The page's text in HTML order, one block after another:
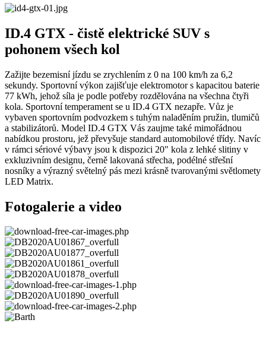
ID.4 GTX - čistě elektrické SUV s
pohonem všech kol
Zažijte bezemisní jízdu se zrychlením z 0 na 100 km/h za 6,2
sekundy. Sportovní výkon zajišťuje elektromotor s kapacitou baterie
77 kWh, jehož síla je podle potřeby rozdělována na všechna čtyři
kola. Sportovní temperament se u ID.4 GTX nezapře. Vůz je
vybaven sportovním podvozkem s tuhým naladěním pružin, tlumičů
a stabilizátorů. Model ID.4 GTX Vás zaujme také mimořádnou
nabídkou prostoru, jež převyšuje standard automobilové třídy. Navíc
v rámci sériové výbavy jsou k dispozici 20" kola z lehké slitiny v
exkluzivním designu, černě lakovaná střecha, podélné střešní
nosníky a výrazný světelný pás mezi krásně tvarovanými světlomety
LED Matrix.
Fotogalerie a video